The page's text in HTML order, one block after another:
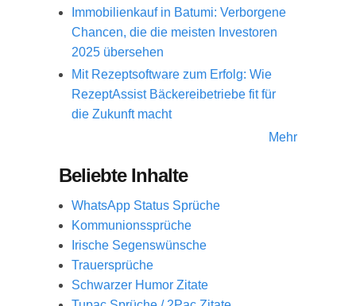
Immobilienkauf in Batumi: Verborgene
Chancen, die die meisten Investoren
2025 übersehen
Mit Rezeptsoftware zum Erfolg: Wie
RezeptAssist Bäckereibetriebe fit für
die Zukunft macht
Mehr
Beliebte Inhalte
WhatsApp Status Sprüche
Kommunionssprüche
Irische Segenswünsche
Trauersprüche
Schwarzer Humor Zitate